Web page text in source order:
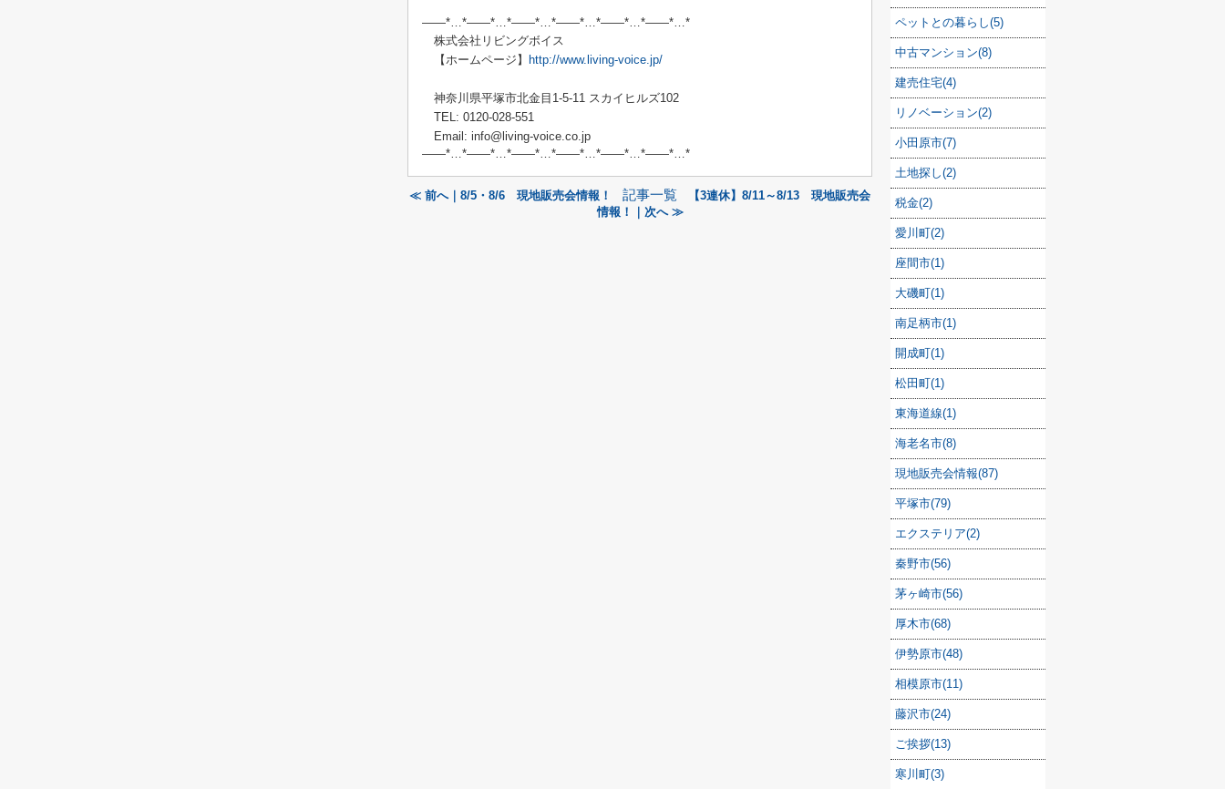
——*…*——*…*——*…*——*…*——*…*——*…*
株式会社リビングボイス
【ホームページ】
http://www.living-voice.jp/
神奈川県平塚市北金目1-5-11 スカイヒルズ102
TEL: 0120-028-551
Email: info@living-voice.co.jp
——*…*——*…*——*…*——*…*——*…*——* …*
≪ 前へ｜8/5・8/6 現地販売会情報！ 記事一覧
【3連休】8/11～8/13 現地販売会
情報！｜次へ ≫
ペットとの暮らし(5)
中古マンション(8)
建売住宅(4)
リノベーション(2)
小田原市(7)
土地探し(2)
税金(2)
愛川町(2)
座間市(1)
大磯町(1)
南足柄市(1)
開成町(1)
松田町(1)
東海道線(1)
海老名市(8)
現地販売会情報(87)
平塚市(79)
エクステリア(2)
秦野市(56)
茅ヶ崎市(56)
厚木市(68)
伊勢原市(48)
相模原市(11)
藤沢市(24)
ご挨拶(13)
寒川町(3)